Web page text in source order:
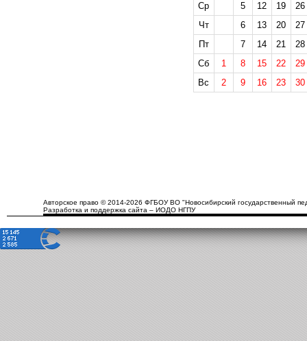
Ср
5 12 19
26
Чт
6 13 20
27
Пт
7 14 21
28
Сб
1 8 15 22
29
Вс
2 9 16 23 30
Авторское право © 2014-2026 ФГБОУ ВО "Новосибирский государственный
Разработка и поддержка сайта – ИОДО НГПУ